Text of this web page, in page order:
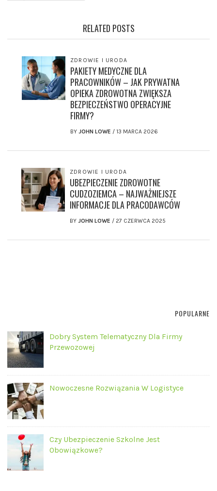
RELATED POSTS
ZDROWIE I URODA
PAKIETY MEDYCZNE DLA
PRACOWNIKÓW – JAK PRYWATNA
OPIEKA ZDROWOTNA ZWIĘKSZA
BEZPIECZEŃSTWO OPERACYJNE
FIRMY?
BY JOHN LOWE / 13 MARCA 2026
ZDROWIE I URODA
UBEZPIECZENIE ZDROWOTNE
CUDZOZIEMCA – NAJWAŻNIEJSZE
INFORMACJE DLA PRACODAWCÓW
BY JOHN LOWE / 27 CZERWCA 2025
POPULARNE
Dobry System Telematyczny Dla Firmy
Przewozowej
Nowoczesne Rozwiązania W Logistyce
Czy Ubezpieczenie Szkolne Jest
Obowiązkowe?